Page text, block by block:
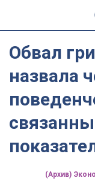
Обвал
назвала
(Архив)